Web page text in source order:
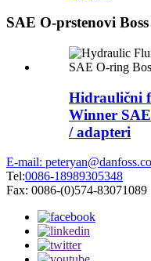
SAE O-prstenovi
Hidraulični
Winner
/ adapteri
E-mail:
Tel:0086-18989305348
Fax: 0086-(0)574-83071089